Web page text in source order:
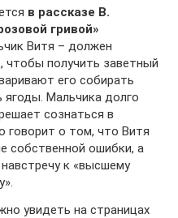
в рассказе В.
гривой»
Витя – должен
чтобы получить заветный
его собирать
ягоды. Мальчика долго
сознаться в
говорит о том, что Витя
собственной ошибки, а
к «высшему
увидеть на страницах